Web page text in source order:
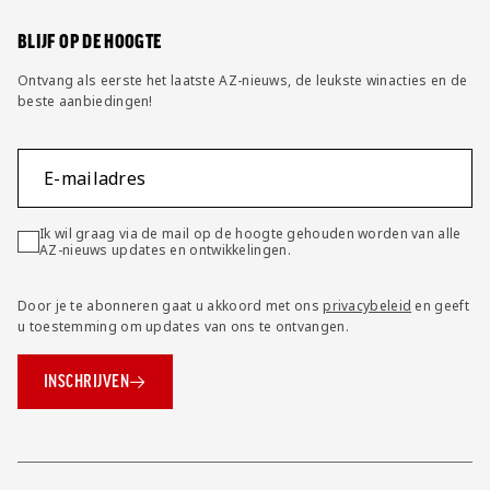
BLIJF OP DE HOOGTE
Ontvang als eerste het laatste AZ-nieuws, de leukste winacties en de
beste aanbiedingen!
E-mailadres
Ik wil graag via de mail op de hoogte gehouden worden van alle
AZ-nieuws updates en ontwikkelingen.
Door je te abonneren gaat u akkoord met onsprivacybeleid en geeft
u toestemming om updates van ons te ontvangen.
INSCHRIJVEN